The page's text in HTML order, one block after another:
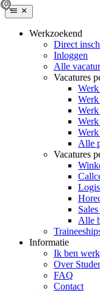
Werkzoekend
Direct
Inloggen
Alle
Vacatures
Alle
Vacatures
Alle
Informatie
Ik ben
Over
FAQ
Contact